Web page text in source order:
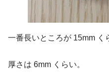
一番長いところが 15mm く
厚さは 6mm くらい。